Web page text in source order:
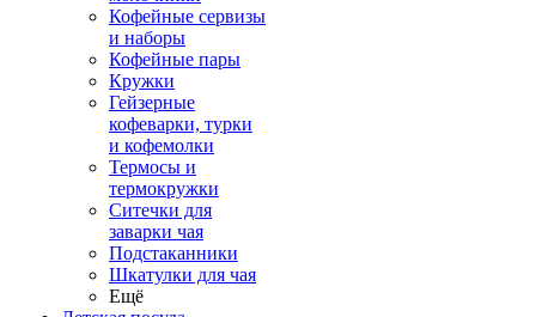
Кофейные сервизы
и наборы
Кофейные пары
Кружки
Гейзерные
кофеварки, турки
и кофемолки
Термосы и
термокружки
Ситечки для
заварки чая
Подстаканники
Шкатулки для чая
Ещё